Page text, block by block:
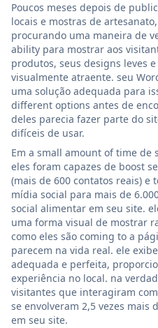
Poucos meses depois de
locais e mostras de
procurando uma maneira de
ability para mostrar aos
produtos, seus designs leves
visualmente atraente. seu
uma solução adequada para
different options antes de
deles parecia fazer parte do
difíceis de usar.
Em a small amount of time de
eles foram capazes de boost
(mais de 600 contatos reais) e
mídia social para mais de
social alimentar em seu site.
uma forma visual de mostrar
como eles são coming to a
parecem na vida real. ele
adequada e perfeita,
experiência no local. na
visitantes que interagiram
se envolveram 2,5 vezes mais
em seu site.